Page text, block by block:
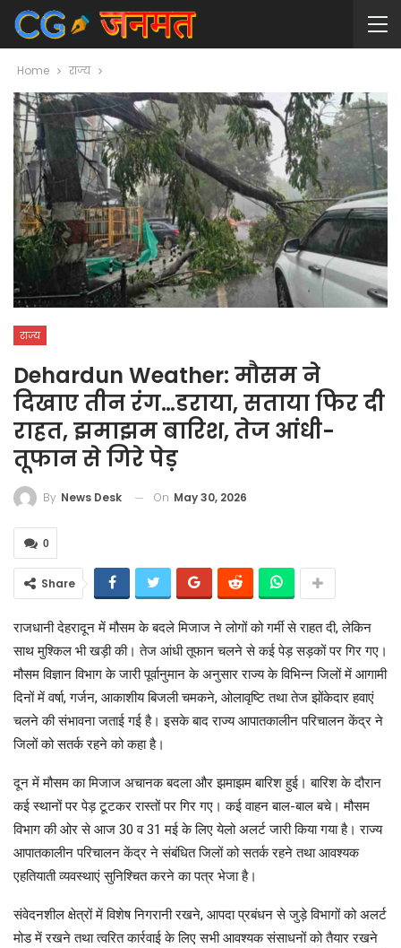
Home राज्य
राज्य
Dehardun Weather: मौसम ने
दिखाए तीन रंग…डराया, सताया फिर दी
राहत, झमाझम बारिश, तेज आंधी-
तूफान से गिरे पेड़
By News Desk On May 30, 2026
0
Share
राजधानी देहरादून में मौसम के बदले मिजाज ने लोगों को गर्मी से राहत दी, लेकिन
साथ मुश्किल भी खड़ी की। तेज आंधी तूफान चलने से कई पेड़ सड़कों पर गिर गए।
मौसम विज्ञान विभाग के जारी पूर्वानुमान के अनुसार राज्य के विभिन्न जिलों में आगामी
दिनों में वर्षा, गर्जन, आकाशीय बिजली चमकने, ओलावृष्टि तथा तेज झोंकेदार हवाएं
चलने की संभावना जताई गई है। इसके बाद राज्य आपातकालीन परिचालन केंद्र ने
जिलों को सतर्क रहने को कहा है।
दून में मौसम का मिजाज अचानक बदला और झमाझम बारिश हुई। बारिश के दौरान
कई स्थानों पर पेड़ टूटकर रास्तों पर गिर गए। कई वाहन बाल-बाल बचे। मौसम
विभाग की ओर से आज 30 व 31 मई के लिए येलो अलर्ट जारी किया गया है। राज्य
आपातकालीन परिचालन केंद्र ने संबंधित जिलों को सतर्क रहने तथा आवश्यक
एहतियाती व्यवस्थाएं सुनिश्चित करने का पत्र भेजा है।
संवेदनशील क्षेत्रों में विशेष निगरानी रखने, आपदा प्रबंधन से जुड़े विभागों को अलर्ट
मोड में रखने तथा त्वरित कार्रवाई के लिए सभी आवश्यक संसाधनों को तैयार रखने